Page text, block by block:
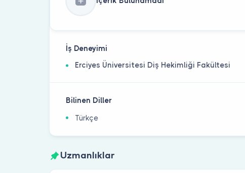
İş Deneyimi
Erciyes Üniversitesi Diş Hekimliği Fakültesi
Bilinen Diller
Türkçe
Uzmanlıklar